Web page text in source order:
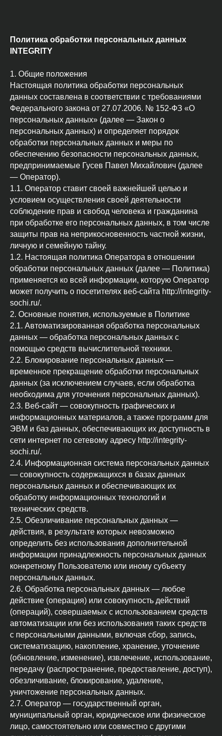
Политика обработки персональных данных
INTEGRITY
1. Общие положения
Настоящая политика обработки персональных
данных составлена в соответствии с требованиями
Федерального закона от 27.07.2006. № 152-ФЗ «О
персональных данных» (далее — Закон о
персональных данных) и определяет порядок
обработки персональных данных и меры по
обеспечению безопасности персональных данных,
предпринимаемые Гусев Павел Михайлович (далее
— Оператор).
1.1. Оператор ставит своей важнейшей целью и
условием осуществления своей деятельности
соблюдение прав и свобод человека и гражданина
при обработке его персональных данных, в том числе
защиты прав на неприкосновенность частной жизни,
личную и семейную тайну.
1.2. Настоящая политика Оператора в отношении
обработки персональных данных (далее — Политика)
применяется ко всей информации, которую Оператор
может получить о посетителях веб-сайта http://integrity-
sochi.ru/.
2. Основные понятия, используемые в Политике
2.1. Автоматизированная обработка персональных
данных — обработка персональных данных с
помощью средств вычислительной техники.
2.2. Блокирование персональных данных —
временное прекращение обработки персональных
данных (за исключением случаев, если обработка
необходима для уточнения персональных данных).
2.3. Веб-сайт — совокупность графических и
информационных материалов, а также программ для
ЭВМ и баз данных, обеспечивающих их доступность в
сети интернет по сетевому адресу http://integrity-
sochi.ru/.
2.4. Информационная система персональных данных
— совокупность содержащихся в базах данных
персональных данных и обеспечивающих их
обработку информационных технологий и
технических средств.
2.5. Обезличивание персональных данных —
действия, в результате которых невозможно
определить без использования дополнительной
информации принадлежность персональных данных
конкретному Пользователю или иному субъекту
персональных данных.
2.6. Обработка персональных данных — любое
действие (операция) или совокупность действий
(операций), совершаемых с использованием средств
автоматизации или без использования таких средств
с персональными данными, включая сбор, запись,
систематизацию, накопление, хранение, уточнение
(обновление, изменение), извлечение, использование,
передачу (распространение, предоставление, доступ),
обезличивание, блокирование, удаление,
уничтожение персональных данных.
2.7. Оператор — государственный орган,
муниципальный орган, юридическое или физическое
лицо, самостоятельно или совместно с другими